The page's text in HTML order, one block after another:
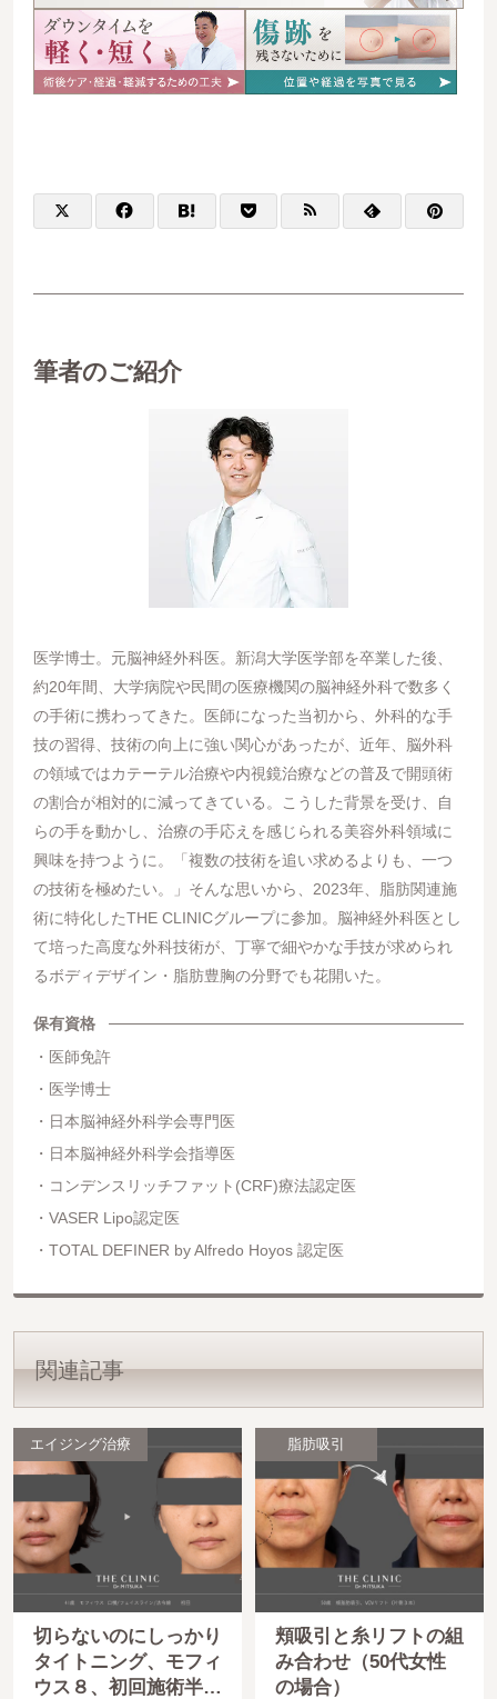
筆者のご紹介
医学博⼠。元脳神経外科医。新潟⼤学医学部を卒業した後、
約20年間、⼤学病院や⺠間の医療機関の脳神経外科で数多く
の⼿術に携わってきた。医師になった当初から、外科的な⼿
技の習得、技術の向上に強い関⼼があったが、近年、脳外科
の領域ではカテーテル治療や内視鏡治療などの普及で開頭術
の割合が相対的に減ってきている。こうした背景を受け、⾃
らの⼿を動かし、治療の⼿応えを感じられる美容外科領域に
興味を持つように。「複数の技術を追い求めるよりも、⼀つ
の技術を極めたい。」そんな思いから、2023年、脂肪関連施
術に特化したTHE CLINICグループに参加。脳神経外科医とし
て培った⾼度な外科技術が、丁寧で細やかな⼿技が求められ
るボディデザイン・脂肪豊胸の分野でも花開いた。
保有資格
医師免許
医学博士
日本脳神経外科学会専門医
日本脳神経外科学会指導医
コンデンスリッチファット(CRF)療法認定医
VASER Lipo認定医
TOTAL DEFINER by Alfredo Hoyos 認定医
関連記事
エイジング治療
切らないのにしっかり
タイトニング、モフィ
ウス８、初回施術半年
脂肪吸引
頬吸引と糸リフトの組
み合わせ（50代女性
の場合）